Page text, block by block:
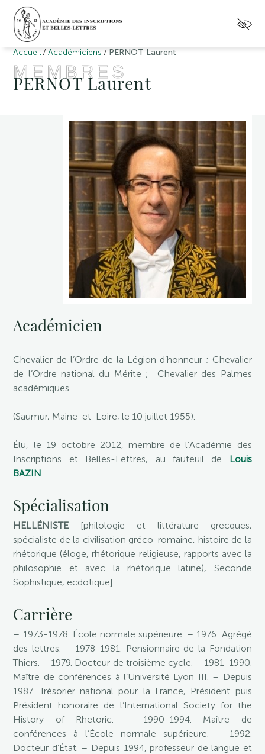
Accueil /Académiciens / PERNOT Laurent
MEMBRES
PERNOT Laurent
Académicien
Chevalier de l’Ordre de la Légion d’honneur ; Chevalier
de l’Ordre national du Mérite ; Chevalier des Palmes
académiques.
(Saumur, Maine-et-Loire, le 10 juillet 1955).
Élu, le 19 octobre 2012, membre de l’Académie des
Inscriptions et Belles-Lettres, au fauteuil de Louis
BAZIN.
Spécialisation
HELLÉNISTE[philologie et littérature grecques,
spécialiste de la civilisation gréco-romaine, histoire de la
rhétorique (éloge, rhétorique religieuse, rapports avec la
philosophie et avec la rhétorique latine), Seconde
Sophistique, ecdotique]
Carrière
– 1973-1978. École normale supérieure. – 1976. Agrégé
des lettres. – 1978-1981. Pensionnaire de la Fondation
Thiers. – 1979. Docteur de troisième cycle. – 1981-1990.
Maître de conférences à l’Université Lyon III. – Depuis
1987. Trésorier national pour la France, Président puis
Président honoraire de l’International Society for the
History of Rhetoric. – 1990-1994. Maître de
conférences à l’École normale supérieure. – 1992.
Docteur d’État. – Depuis 1994, professeur de langue et